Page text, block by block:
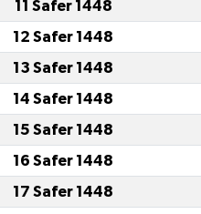
11 Safer 1448
12 Safer 1448
13 Safer 1448
14 Safer 1448
15 Safer 1448
16 Safer 1448
17 Safer 1448